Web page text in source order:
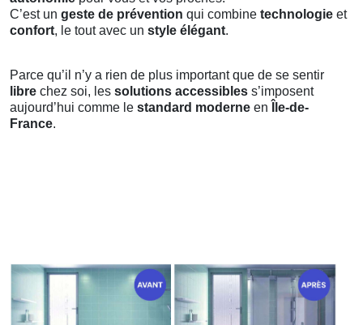
C’est un geste de prévention qui combine technologie et
confort, le tout avec un style élégant.
Parce qu’il n’y a rien de plus important que de se sentir
libre chez soi, les solutions accessibles s’imposent
aujourd’hui comme le standard moderne en
Île-de-
France.